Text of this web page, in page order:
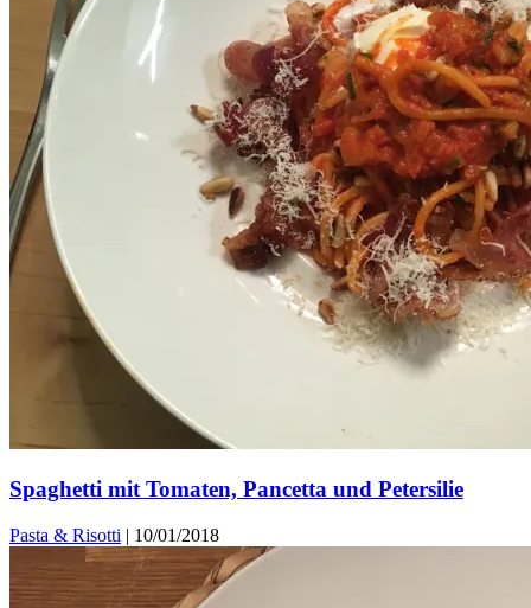
Spaghetti mit Tomaten, Pancetta und Petersilie
Pasta & Risotti | 10/01/2018